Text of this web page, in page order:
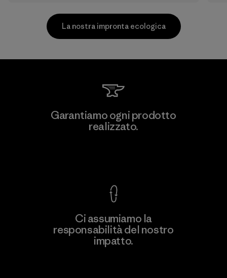
Scopri di più
MAS Active (Pvt) Ltd. - Asialine
La nostra impronta ecologica
Garantiamo ogni prodotto
realizzato.
Ci assumiamo la
responsabilità del nostro
impatto.